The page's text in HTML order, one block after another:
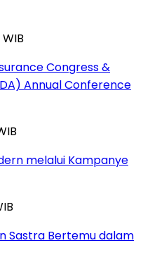
Congress &
Annual Conference
melalui Kampanye
Sastra Bertemu dalam